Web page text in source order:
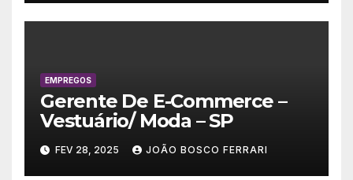
EMPREGOS
Gerente De E-Commerce –
Vestuário/ Moda – SP
FEV 28, 2025 JOÃO BOSCO FERRARI